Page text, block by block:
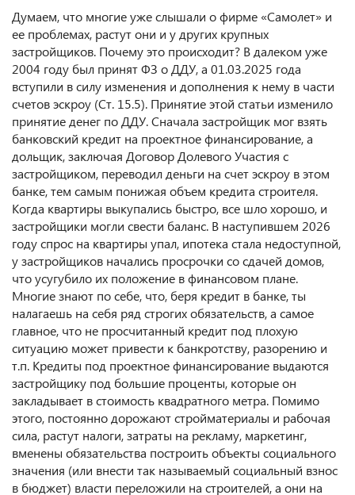
Думаем, что многие уже слышали о фирме «Самолет» и
ее проблемах, растут они и у других крупных
застройщиков. Почему это происходит? В далеком уже
2004 году был принят ФЗ о ДДУ, а 01.03.2025 года
вступили в силу изменения и дополнения к нему в части
счетов эскроу (Ст. 15.5). Принятие этой статьи изменило
принятие денег по ДДУ. Сначала застройщик мог взять
банковский кредит на проектное финансирование, а
дольщик, заключая Договор Долевого Участия с
застройщиком, переводил деньги на счет эскроу в этом
банке, тем самым понижая объем кредита строителя.
Когда квартиры выкупались быстро, все шло хорошо, и
застройщики могли свести баланс. В наступившем 2026
году спрос на квартиры упал, ипотека стала недоступной,
у застройщиков начались просрочки со сдачей домов,
что усугубило их положение в финансовом плане.
Многие знают по себе, что, беря кредит в банке, ты
налагаешь на себя ряд строгих обязательств, а самое
главное, что не просчитанный кредит под плохую
ситуацию может привести к банкротству, разорению и
т.п. Кредиты под проектное финансирование выдаются
застройщику под большие проценты, которые он
закладывает в стоимость квадратного метра. Помимо
этого, постоянно дорожают стройматериалы и рабочая
сила, растут налоги, затраты на рекламу, маркетинг,
вменены обязательства построить объекты социального
значения (или внести так называемый социальный взнос
в бюджет) власти переложили на строителей, а они на